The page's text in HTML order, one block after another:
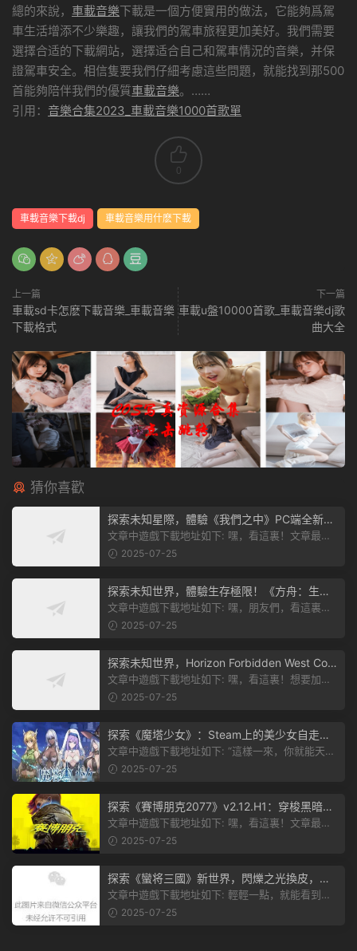
總的來說， 車載音樂下載是一個方便實用的做法，它能夠爲駕
車生活增添不少樂趣，讓我們的駕車旅程更加美好。我們需要
選擇合适的下載網站，選擇适合自己和駕車情況的音樂，并保
證駕車安全。相信隻要我們仔細考慮這些問題，就能找到那500
首能夠陪伴我們的優質車載音樂。……
引用： 音樂合集2023_車載音樂1000首歌單
0
車載音樂下載dj 車載音樂用什麽下載
上一篇
車載sd卡怎麽下載音樂_車載音樂
下載格式
下一篇
車載u盤10000首歌_車載音樂dj歌
曲大全
猜你喜歡
探索未知星際，體驗《我們之中》PC端全新版
本
文章中遊戲下載地址如下: 嘿，看這裏！文章最後
有個圖片，點一下就能加入我們遊...
2025-07-25
探索未知世界，體驗生存極限！《方舟：生存
飛升》v38.9中文版全新升級！
文章中遊戲下載地址如下: 嘿，朋友們，看這裏！
《方舟：生存飛升》這個遊戲超火...
2025-07-25
探索未知世界，Horizon Forbidden West Com
plete Edition正式發布！
文章中遊戲下載地址如下: 嘿，看這裏！想要加入
遊戲資源分享群，就點文章最後那...
2025-07-25
探索《魔塔少女》：Steam上的美少女自走
棋，戰鬥與策略的雙重盛宴！
文章中遊戲下載地址如下: “這樣一來，你就能天天
2025-07-25
探索《賽博朋克2077》v2.12.H1：穿梭黑暗都
市，感受未來世界的震撼
文章中遊戲下載地址如下: 嘿，看這裏！文章最後
有個圖片，點一下就能加入我們的...
2025-07-25
探索《蠻将三國》新世界，閃爍之光換皮，共
赴手遊盛宴！
文章中遊戲下載地址如下: 輕輕一點，就能看到原
文。 滑動一下屏幕，就能看到...
2025-07-25